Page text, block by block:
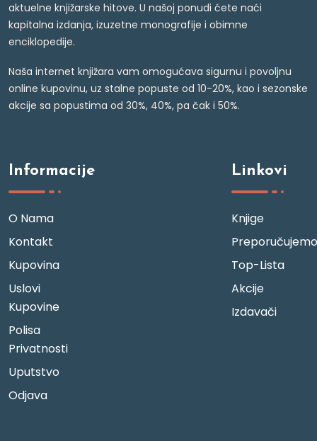
aktuelne knjižarske hitove. U našoj ponudi ćete naći
kapitalna izdanja, izuzetne monografije i obimne
enciklopedije.
Naša internet knjižara vam omogućava sigurnu i povoljnu
online kupovinu, uz stalne popuste od 10-20%, kao i sezonske
akcije sa popustima od 30%, 40%, pa čak i 50%.
Informacije
O Nama
Kontakt
Kupovina
Uslovi
Kupovine
Polisa
Privatnosti
Uputstvo
Odjava
Linkovi
Knjige
Preporučujemo
Top-Lista
Akcije
Izdavači